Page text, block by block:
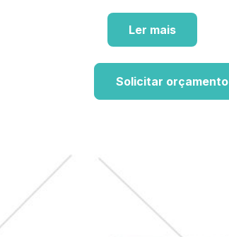
Ler mais
Solicitar orçamento